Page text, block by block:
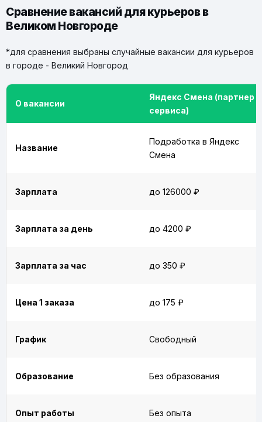
Сравнение вакансий для курьеров в
Великом Новгороде
*для сравнения выбраны случайные вакансии для курьеров
в городе - Великий Новгород
О вакансии
Яндекс Смена (партнер
сервиса)
Название
Подработка в Яндекс
Смена
Зарплата до 126000 ₽
Зарплата за день до 4200 ₽
Зарплата за час до 350 ₽
Цена 1 заказа до 175 ₽
График Свободный
Образование Без образования
Опыт работы Без опыта